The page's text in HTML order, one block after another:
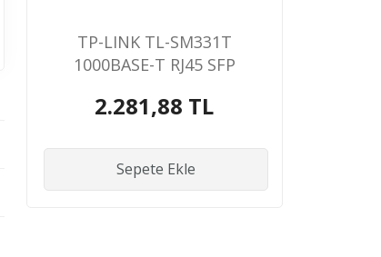
TP-LINK TL-SM331T
1000BASE-T RJ45 SFP
2.281,88 TL
Sepete Ekle